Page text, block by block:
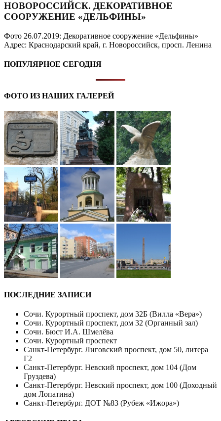
НОВОРОССИЙСК. ДЕКОРАТИВНОЕ
СООРУЖЕНИЕ «ДЕЛЬФИНЫ»
Фото 26.07.2019: Декоративное сооружение «Дельфины»
Адрес: Краснодарский край, г. Новороссийск, просп. Ленина
ПОПУЛЯРНОЕ СЕГОДНЯ
ФОТО ИЗ НАШИХ ГАЛЕРЕЙ
ПОСЛЕДНИЕ ЗАПИСИ
Сочи. Курортный проспект, дом 32Б (Вилла «Вера»)
Сочи. Курортный проспект, дом 32 (Органный зал)
Сочи. Бюст И.А. Шмелёва
Сочи. Курортный проспект
Санкт-Петербург. Лиговский проспект, дом 50, литера
Г2
Санкт-Петербург. Невский проспект, дом 104 (Дом
Груздева)
Санкт-Петербург. Невский проспект, дом 100 (Доходный
дом Лопатина)
Санкт-Петербург. ДОТ №83 (Рубеж «Ижора»)